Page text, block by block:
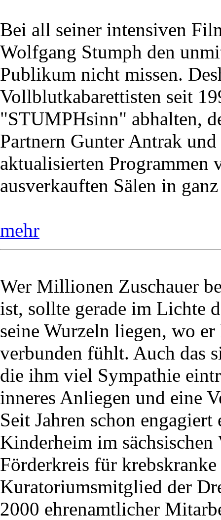
Bei all seiner intensiven
Wolfgang Stumph den
Publikum nicht missen.
Vollblutkabarettisten seit
"STUMPHsinn" abhalten,
Partnern Gunter Antrak
aktualisierten Programmen
ausverkauften Sälen in
mehr
Wer Millionen Zuschauer
ist, sollte gerade im Lichte
seine Wurzeln liegen, wo
verbunden fühlt. Auch das
die ihm viel Sympathie
inneres Anliegen und eine
Seit Jahren schon
Kinderheim im
Förderkreis für
Kuratoriumsmitglied der
2000 ehrenamtlicher